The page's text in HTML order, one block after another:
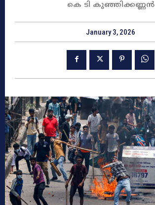
കെ ടി കുഞ്ഞിക്കണ്ണൻ
January 3, 2026